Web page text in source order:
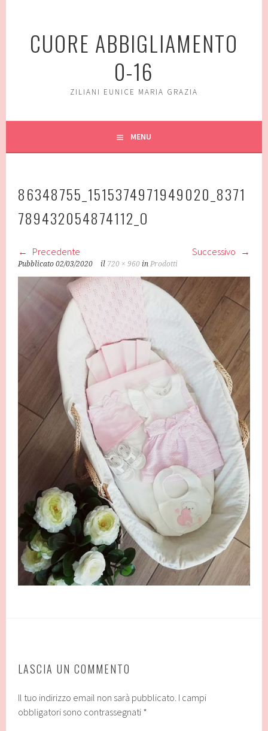
contenutoCUORE ABBIGLIAMENTO
0-16
ZILIANI EUNICE MARIA GRAZIA
MENU
86348755_1515374971949020_8371
789432054874112_O
Precedente Successivo
Pubblicato02/03/2020 il 720 × 960 inProdotti
LASCIA UN COMMENTO
Il tuo indirizzo email non sarà pubblicato. I campi
obbligatori sono contrassegnati *